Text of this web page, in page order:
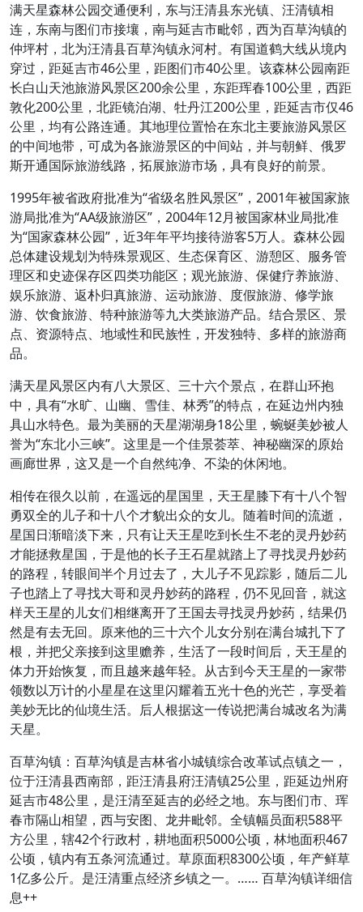
满天星森林公园交通便利，东与汪清县东光镇、汪清镇相
连，东南与图们市接壤，南与延吉市毗邻，西为百草沟镇的
仲坪村，北为汪清县百草沟镇永河村。有国道鹤大线从境内
穿过，距延吉市46公里，距图们市40公里。该森林公园南距
长白山天池旅游风景区200余公里，东距珲春100公里，西距
敦化200公里，北距镜泊湖、牡丹江200公里，距延吉市仅46
公里，均有公路连通。其地理位置恰在东北主要旅游风景区
的中间地带，可成为各旅游景区的中间站，并与朝鲜、俄罗
斯开通国际旅游线路，拓展旅游市场，具有良好的前景。
1995年被省政府批准为“省级名胜风景区”，2001年被国家旅
游局批准为“AA级旅游区”，2004年12月被国家林业局批准
为“国家森林公园”，近3年年平均接待游客5万人。森林公园
总体建设规划为特殊景观区、生态保育区、游憩区、服务管
理区和史迹保存区四类功能区；观光旅游、保健疗养旅游、
娱乐旅游、返朴归真旅游、运动旅游、度假旅游、修学旅
游、饮食旅游、特种旅游等九大类旅游产品。结合景区、景
点、资源特点、地域性和民族性，开发独特、多样的旅游商
品。
满天星风景区内有八大景区、三十六个景点，在群山环抱
中，具有“水旷、山幽、雪佳、林秀”的特点，在延边州内独
具山水特色。最为美丽的天星湖湖身18公里，蜿蜒美妙被人
誉为“东北小三峡”。这里是一个佳景荟萃、神秘幽深的原始
画廊世界，这又是一个自然纯净、不染的休闲地。
相传在很久以前，在遥远的星国里，天王星膝下有十八个智
勇双全的儿子和十八个才貌出众的女儿。随着时间的流逝，
星国日渐暗淡下来，只有让天王星吃到长生不老的灵丹妙药
才能拯救星国，于是他的长子王石星就踏上了寻找灵丹妙药
的路程，转眼间半个月过去了，大儿子不见踪影，随后二儿
子也踏上了寻找大哥和灵丹妙药的路程，仍不见回音，就这
样天王星的儿女们相继离开了王国去寻找灵丹妙药，结果仍
然是有去无回。原来他的三十六个儿女分别在满台城扎下了
根，并把父亲接到这里赡养，生活了一段时间后，天王星的
体力开始恢复，而且越来越年轻。从古到今天王星的一家带
领数以万计的小星星在这里闪耀着五光十色的光芒，享受着
美妙无比的仙境生活。后人根据这一传说把满台城改名为满
天星。
百草沟镇：百草沟镇是吉林省小城镇综合改革试点镇之一，
位于汪清县西南部，距汪清县府汪清镇25公里，距延边州府
延吉市48公里，是汪清至延吉的必经之地。东与图们市、珲
春市隔山相望，西与安图、龙井毗邻。全镇幅员面积588平
方公里，辖42个行政村，耕地面积5000公顷，林地面积467
公顷，镇内有五条河流通过。草原面积8300公顷，年产鲜草
1亿多公斤。是汪清重点经济乡镇之一。…… 百草沟镇详细信
息++